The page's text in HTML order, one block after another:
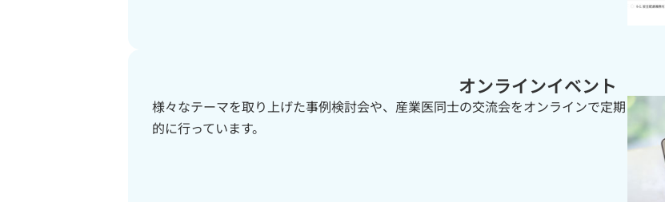
オンラインイベント
様々なテーマを取り上げた事例検討会や、産業医同士の交流会をオンラインで定期
的に行っています。